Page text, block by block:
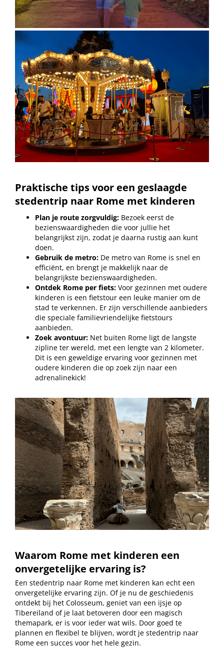
Praktische tips voor een geslaagde
stedentrip naar Rome met kinderen
Plan je route zorgvuldig: Bezoek eerst de
bezienswaardigheden die voor jullie het
belangrijkst zijn, zodat je daarna rustig aan kunt
doen.
Gebruik de metro: De metro van Rome is snel en
efficiënt, en brengt je makkelijk naar de
belangrijkste bezienswaardigheden.
Ontdek Rome per fiets: Voor gezinnen met oudere
kinderen is een fietstour een leuke manier om de
stad te verkennen. Er zijn verschillende aanbieders
die speciale familievriendelijke fietstours
aanbieden.
Zoek avontuur: Net buiten Rome ligt de langste
zipline ter wereld, met een lengte van 2 kilometer.
Dit is een geweldige ervaring voor gezinnen met
oudere kinderen die op zoek zijn naar een
adrenalinekick!
Waarom Rome met kinderen een
onvergetelijke ervaring is?
Een stedentrip naar Rome met kinderen kan echt een
onvergetelijke ervaring zijn. Of je nu de geschiedenis
ontdekt bij het Colosseum, geniet van een ijsje op
Tibereiland of je laat betoveren door een magisch
themapark, er is voor ieder wat wils. Door goed te
plannen en flexibel te blijven, wordt je stedentrip naar
Rome een succes voor het hele gezin.